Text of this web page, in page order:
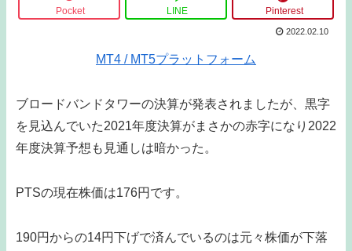
Pocket LINE Pinterest
2022.02.10
MT4 / MT5プラットフォーム
ブロードバンドタワーの決算が発表されましたが、黒字
を見込んでいた2021年度決算がまさかの赤字になり2022
年度決算予想も見通しは暗かった。
PTSの現在株価は176円です。
190円からの14円下げで済んでいるのは元々株価が下落